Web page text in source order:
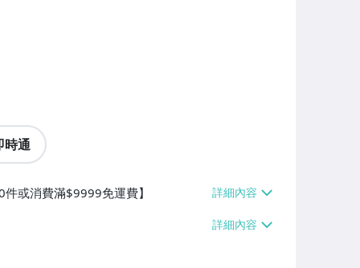
時通
或消費滿$9999免運費】